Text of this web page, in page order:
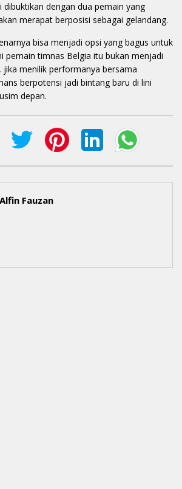
dibuktikan dengan dua pemain yang
merapat berposisi sebagai gelandang.
bisa menjadi opsi yang bagus untuk
pemain timnas Belgia itu bukan menjadi
menilik performanya bersama
berpotensi jadi bintang baru di lini
depan.
Alfin Fauzan